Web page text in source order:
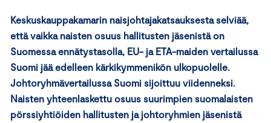
Keskuskauppakamarin naisjohtajakatsauksesta selviää,
että vaikka naisten osuus hallitusten jäsenistä on
Suomessa ennätystasolla, EU- ja ETA-maiden vertailussa
Suomi jää edelleen kärkikymmenikön ulkopuolelle.
Johtoryhmävertailussa Suomi sijoittuu viidenneksi.
Naisten yhteenlaskettu osuus suurimpien suomalaisten
pörssiyhtiöiden hallitusten ja johtoryhmien jäsenistä